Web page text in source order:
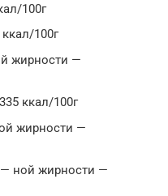
100г
100г
жирности —
ккал/100г
жирности —
ной жирности —